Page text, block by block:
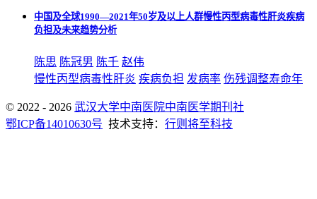
中国及全球1990—2021年50岁及以上人群慢性丙型病毒性肝炎疾病
负担及未来趋势分析
陈思 陈冠男 陈千 赵伟
慢性丙型病毒性肝炎 疾病负担 发病率 伤残调整寿命年
© 2022 - 2026 武汉大学中南医院中南医学期刊社
鄂ICP备14010630号 技术支持： 行则将至科技